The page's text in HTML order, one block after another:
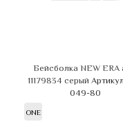
Бейсболка NEW ERA
11179834 серый
049-80
ONE